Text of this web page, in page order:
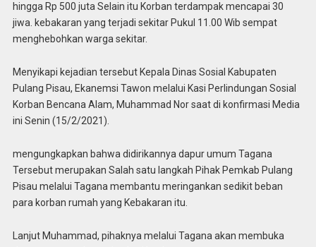
hingga Rp 500 juta Selain itu Korban terdampak mencapai 30
jiwa. kebakaran yang terjadi sekitar Pukul 11.00 Wib sempat
menghebohkan warga sekitar.
Menyikapi kejadian tersebut Kepala Dinas Sosial Kabupaten
Pulang Pisau, Ekanemsi Tawon melalui Kasi Perlindungan Sosial
Korban Bencana Alam, Muhammad Nor saat di konfirmasi Media
ini Senin (15/2/2021).
mengungkapkan bahwa didirikannya dapur umum Tagana
Tersebut merupakan Salah satu langkah Pihak Pemkab Pulang
Pisau melalui Tagana membantu meringankan sedikit beban
para korban rumah yang Kebakaran itu.
Lanjut Muhammad, pihaknya melalui Tagana akan membuka